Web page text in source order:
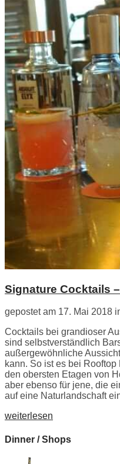
Signature Cocktails
gepostet am 17. Mai 2018
Cocktails bei grandioser
sind selbstverständlich
außergewöhnliche
kann. So ist es bei
den obersten Etagen von
aber ebenso für jene, die
auf eine Naturlandschaft
weiterlesen
Dinner / Shops